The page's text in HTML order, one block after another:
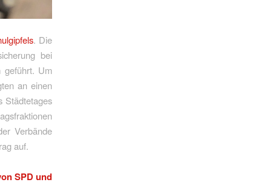
. Die
bei
geführt. Um
an einen
Städtetages
Verbände
auf.
SPD und